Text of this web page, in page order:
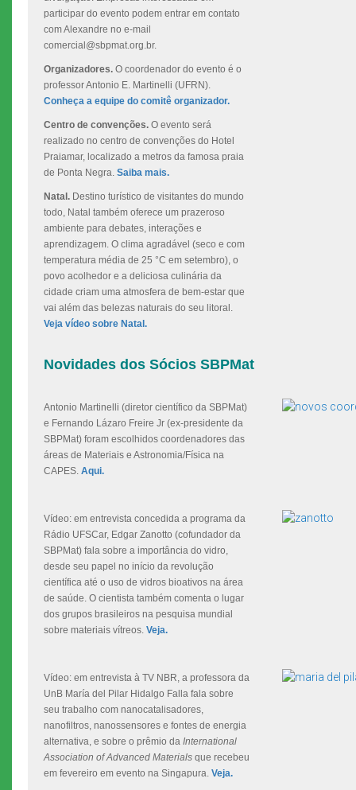
participar do evento podem entrar em contato
com Alexandre no e-mail
comercial@sbpmat.org.br.
Organizadores. O coordenador do evento é o
professor Antonio E. Martinelli (UFRN).
Conheça a equipe do comitê organizador.
Centro de convenções. O evento será
realizado no centro de convenções do Hotel
Praiamar, localizado a metros da famosa praia
de Ponta Negra. Saiba mais.
Natal. Destino turístico de visitantes do mundo
todo, Natal também oferece um prazeroso
ambiente para debates, interações e
aprendizagem. O clima agradável (seco e com
temperatura média de 25 °C em setembro), o
povo acolhedor e a deliciosa culinária da
cidade criam uma atmosfera de bem-estar que
vai além das belezas naturais do seu litoral.
Veja vídeo sobre Natal.
Novidades dos Sócios SBPMat
Antonio Martinelli (diretor científico da SBPMat)
e Fernando Lázaro Freire Jr (ex-presidente da
SBPMat) foram escolhidos coordenadores das
áreas de Materiais e Astronomia/Física na
CAPES. Aqui.
Vídeo: em entrevista concedida a programa da
Rádio UFSCar, Edgar Zanotto (cofundador da
SBPMat) fala sobre a importância do vidro,
desde seu papel no início da revolução
científica até o uso de vidros bioativos na área
de saúde. O cientista também comenta o lugar
dos grupos brasileiros na pesquisa mundial
sobre materiais vítreos. Veja.
Vídeo: em entrevista à TV NBR, a professora da
UnB María del Pilar Hidalgo Falla fala sobre
seu trabalho com nanocatalisadores,
nanofiltros, nanossensores e fontes de energia
alternativa, e sobre o prêmio da International
Association of Advanced Materials que recebeu
em fevereiro em evento na Singapura. Veja.